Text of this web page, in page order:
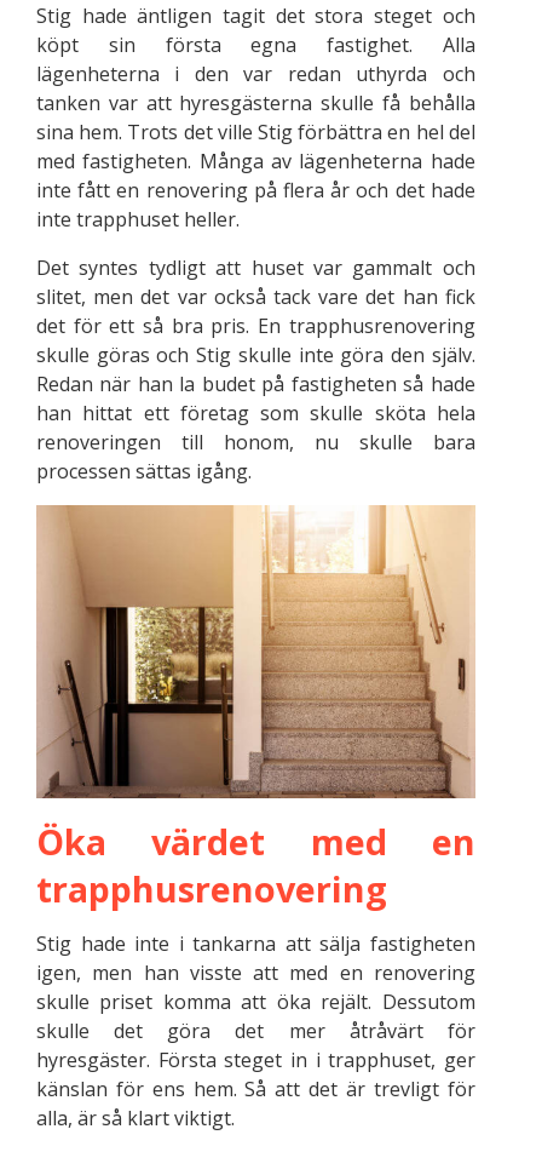
Stig hade äntligen tagit det stora steget och
köpt sin första egna fastighet. Alla
lägenheterna i den var redan uthyrda och
tanken var att hyresgästerna skulle få behålla
sina hem. Trots det ville Stig förbättra en hel del
med fastigheten. Många av lägenheterna hade
inte fått en renovering på flera år och det hade
inte trapphuset heller.
Det syntes tydligt att huset var gammalt och
slitet, men det var också tack vare det han fick
det för ett så bra pris. En trapphusrenovering
skulle göras och Stig skulle inte göra den själv.
Redan när han la budet på fastigheten så hade
han hittat ett företag som skulle sköta hela
renoveringen till honom, nu skulle bara
processen sättas igång.
Öka värdet med en
trapphusrenovering
Stig hade inte i tankarna att sälja fastigheten
igen, men han visste att med en renovering
skulle priset komma att öka rejält. Dessutom
skulle det göra det mer åtråvärt för
hyresgäster. Första steget in i trapphuset, ger
känslan för ens hem. Så att det är trevligt för
alla, är så klart viktigt.